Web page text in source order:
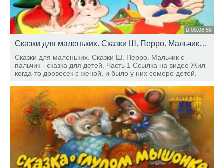
00:06:58
Сказки для маленьких. Сказки Ш. Перро. Мальчик с пальчик - сказка для детей. Часть 1
Сказки для маленьких. Сказки Ш. Перро. Мальчик с
пальчик - сказка для детей. Часть 1 Ссылка на видео Жил
когда-то дровосек с женой, и было у них семеро детей.
один, самый младший.